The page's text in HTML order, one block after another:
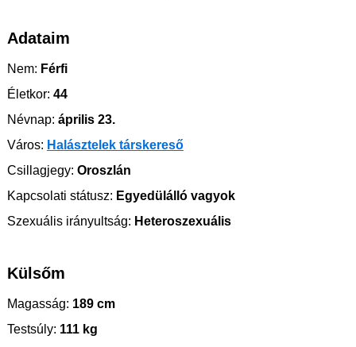
Adataim
Nem: Férfi
Életkor: 44
Névnap: április 23.
Város: Halásztelek társkereső
Csillagjegy: Oroszlán
Kapcsolati státusz: Egyedülálló vagyok
Szexuális irányultság: Heteroszexuális
Külsőm
Magasság: 189 cm
Testsúly: 111 kg